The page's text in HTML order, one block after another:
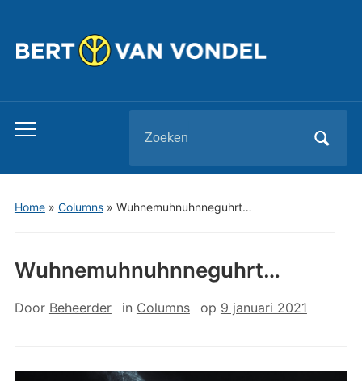
Toggle
menu
naar:
Home» Columns» Wuhnemuhnuhnneguhrt…
Wuhnemuhnuhnneguhrt…
Door Beheerder in Columns op 9 januari 2021